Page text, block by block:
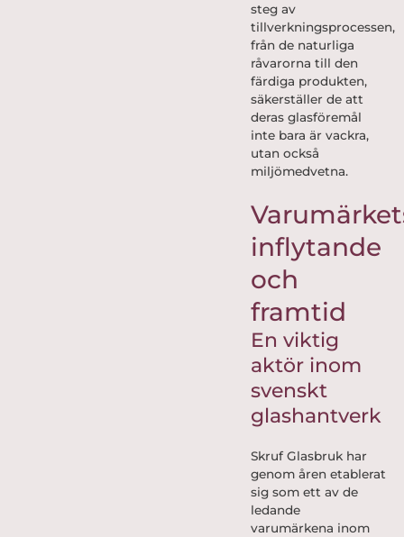
steg av
tillverkningsprocessen,
från de naturliga
råvarorna till den
färdiga produkten,
säkerställer de att
deras glasföremål
inte bara är vackra,
utan också
miljömedvetna.
inflytande
och
framtid
En viktig
aktör inom
svenskt
glashantverk
Skruf Glasbruk har
genom åren etablerat
sig som ett av de
ledande
varumärkena inom